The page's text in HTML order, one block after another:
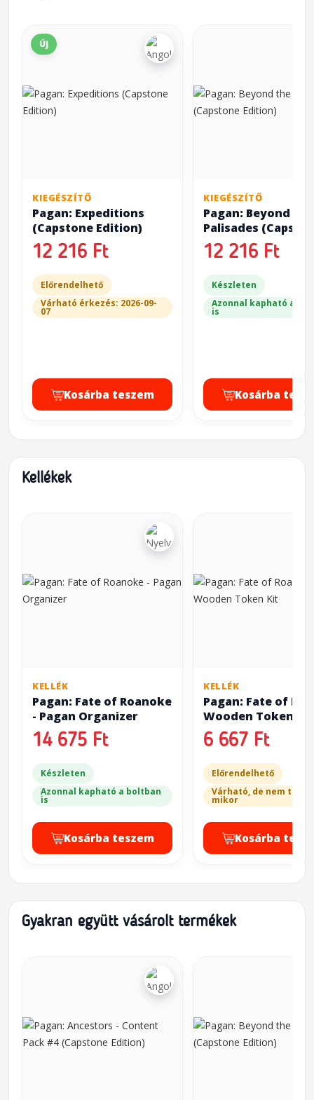
Új
KIEGÉSZÍTŐ
Pagan: Expeditions
(Capstone Edition)
12 216 Ft
Előrendelhető
Várható érkezés: 2026-09-
07
Kosárba teszem
KIEGÉSZÍTŐ
Pagan: Beyond the
Palisades
Edition)
12 216 Ft
Készleten
Azonnal kapható a
is
Kosárba
Kellékek
KELLÉK
Pagan: Fate of Roanoke
- Pagan Organizer
14 675 Ft
Készleten
Azonnal kapható a boltban
is
Kosárba teszem
KELLÉK
Pagan: Fate of
Wooden Token Kit
6 667 Ft
Előrendelhető
Várható, de nem
mikor
Kosárba
Gyakran együtt vásárolt termékek